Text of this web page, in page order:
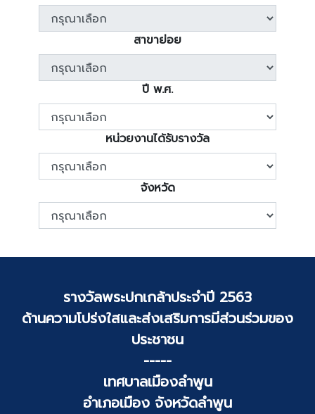
สาขาย่อย
ปี พ.ศ.
หน่วยงานได้รับรางวัล
จังหวัด
รางวัลพระปกเกล้าประจำปี 2563
ด้านความโปร่งใสและส่งเสริมการมีส่วนร่วมของ
ประชาชน
-----
เทศบาลเมืองลำพูน
อำเภอเมือง จังหวัดลำพูน